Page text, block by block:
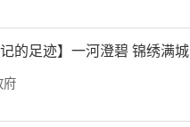
记的足迹】一河澄碧 锦绣满城
府